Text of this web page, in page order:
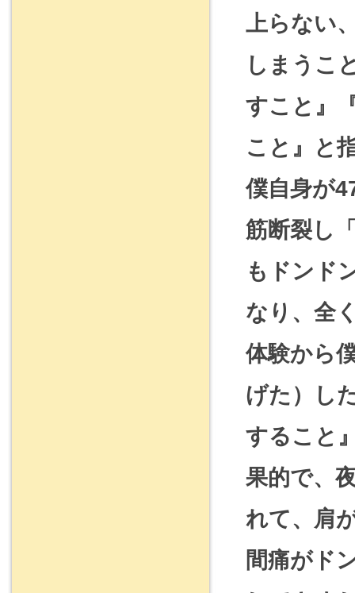
上らない
しまうこ
すこと』
こと』と
僕自身が
筋断裂し
もドンド
なり、全
体験から
げた）し
すること
果的で、
れて、肩
間痛がド